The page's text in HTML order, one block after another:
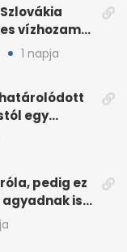
vízhozam
1 napja
egy
pedig ez
is